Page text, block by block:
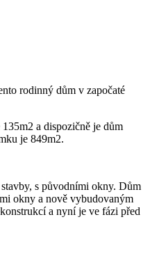
rodinný dům v započaté
a dispozičně je dům
je 849m2.
s původními okny. Dům
okny a nově vybudovaným
a nyní je ve fázi před